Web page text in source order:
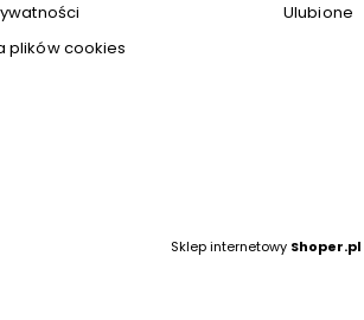
plików cookies
Ulubione
Sklep internetowy Shoper.pl